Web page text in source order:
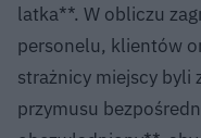
latka**. W obliczu
personelu, klientów
strażnicy miejscy byli
przymusu